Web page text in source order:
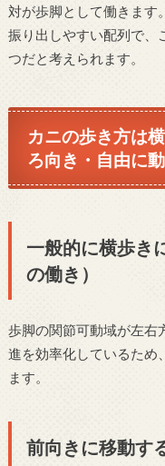
対が歩脚として働きます
振り出しやすい配列で、
つだと考えられます。
カニの歩き方は
ろ向き・自由に
一般的に横歩き
の働き）
歩脚の関節可動域が左右
進を効率化しているため
ます。
前向きに移動す